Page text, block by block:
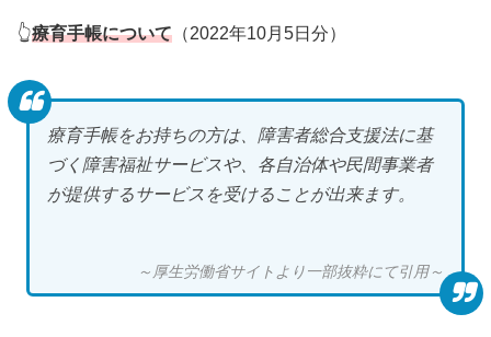
👆療育手帳について （2022年10月5日分）
療育手帳をお持ちの方は、障害者総合支援法に基
づく障害福祉サービスや、各自治体や民間事業者
が提供するサービスを受けることが出来ます。
～厚生労働省サイトより一部抜粋にて引用～